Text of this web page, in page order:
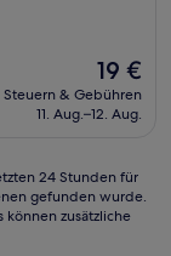
Der
Preis
beträgt
19 €
Steuern & Gebühren
11. Aug.–12. Aug.
24 Stunden für
gefunden wurde.
können zusätzliche